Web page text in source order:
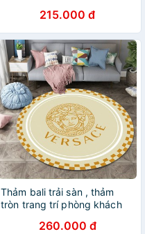
215.000 đ
Thảm bali trải sàn , thảm
tròn trang trí phòng khách
260.000 đ